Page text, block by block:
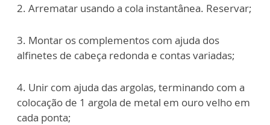
2. Arrematar usando a cola instantânea. Reservar;
3. Montar os complementos com ajuda dos
alfinetes de cabeça redonda e contas variadas;
4. Unir com ajuda das argolas, terminando com a
colocação de 1 argola de metal em ouro velho em
cada ponta;